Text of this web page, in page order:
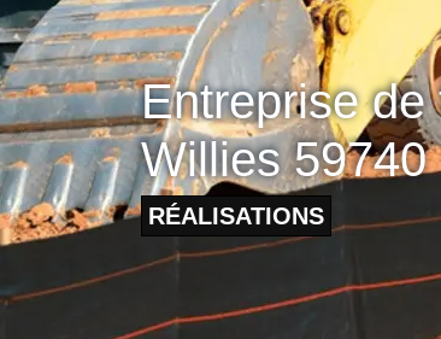
Entreprise
Willies 59740
RÉALISATIONS